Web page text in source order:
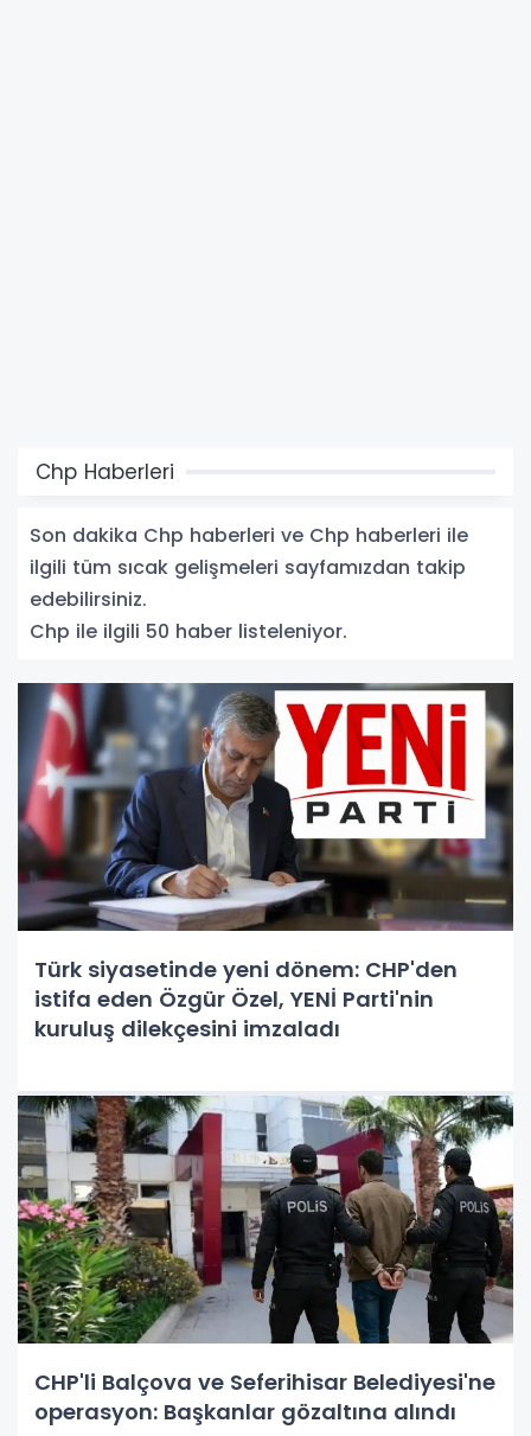
Chp Haberleri
Son dakika Chp haberleri ve Chp haberleri ile
ilgili tüm sıcak gelişmeleri sayfamızdan takip
edebilirsiniz.
Chp ile ilgili 50 haber listeleniyor.
Türk siyasetinde yeni dönem: CHP'den
istifa eden Özgür Özel, YENİ Parti'nin
kuruluş dilekçesini imzaladı
CHP'li Balçova ve Seferihisar Belediyesi'ne
operasyon: Başkanlar gözaltına alındı